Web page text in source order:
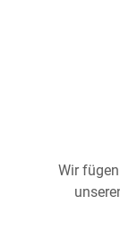
Wir